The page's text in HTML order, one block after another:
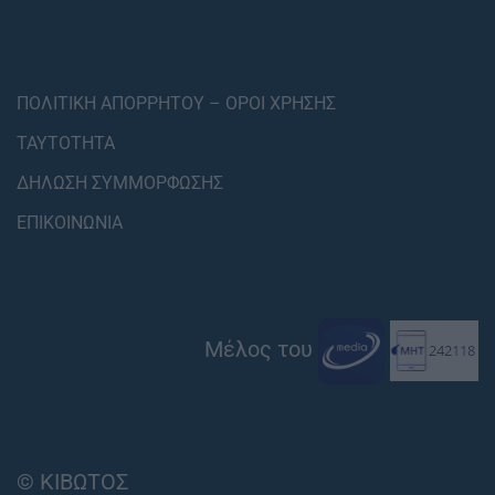
ΠΟΛΙΤΙΚΗ ΑΠΟΡΡΗΤΟΥ – ΟΡΟΙ ΧΡΗΣΗΣ
ΤΑΥΤΟΤΗΤΑ
ΔΗΛΩΣΗ ΣΥΜΜΟΡΦΩΣΗΣ
ΕΠΙΚΟΙΝΩΝΙΑ
Μέλος του
© ΚΙΒΩΤΟΣ